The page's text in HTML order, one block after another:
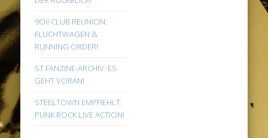
9Oi! CLUB REUNION:
FLUCHTWAGEN &
RUNNING ORDER!
ST FANZINE-ARCHIV: ES
GEHT VORAN!
STEELTOWN EMPFIEHLT:
PUNK ROCK LIVE ACTION!